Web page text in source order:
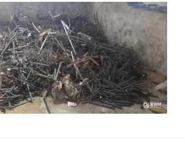
手段谋取非法利益。在拉货过程中，严禁
制元件、遥控计量器具等一切手段窃取委
发现，河北中废通拍卖有限公司有权将买受
项作为违约金予以扣除。委托方和河北中废
将依法追究窃取方的行政责任、民事责任和